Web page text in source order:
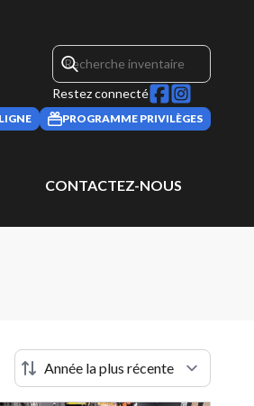
Restez connecté
PROGRAMME PRIVILÈGES
CONTACTEZ-NOUS